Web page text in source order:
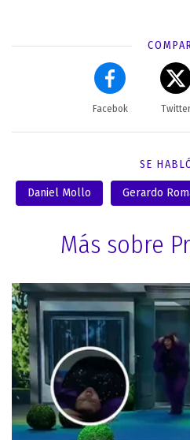
Facebok Twitter
SE
Daniel Mollo Gerardo
Más sobre